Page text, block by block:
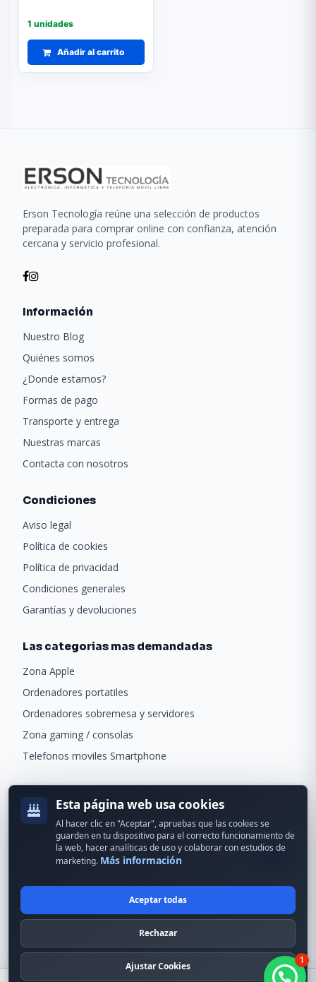
1 unidades
Añadir al carrito
Erson Tecnología reúne una selección de productos
preparada para comprar online con confianza, atención
cercana y servicio profesional.
Información
Nuestro Blog
Quiénes somos
¿Donde estamos?
Formas de pago
Transporte y entrega
Nuestras marcas
Contacta con nosotros
Condiciones
Aviso legal
Política de cookies
Política de privacidad
Condiciones generales
Garantías y devoluciones
Las categorias mas demandadas
Zona Apple
Ordenadores portatiles
Ordenadores sobremesa y servidores
Zona gaming / consolas
Telefonos moviles Smartphone
Recibe ofertas exclusivas y novedades.
© 2024 Erson Tecnología. Todos los derechos reservados.
Política de privacidad
Condiciones Generales 1
Esta página web usa cookies
Al hacer clic en "Aceptar", apruebas que las cookies se
guarden en tu dispositivo para el correcto funcionamiento de
la web, hacer analíticas de uso y colaborar con estudios de
marketing. Más información
Aceptar todas
Rechazar
Ajustar Cookies